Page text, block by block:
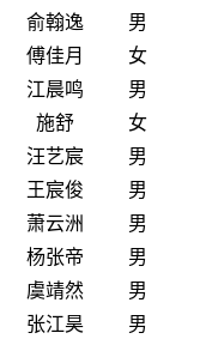
俞翰逸
男
傅佳月
女
江晨鸣
男
施舒
女
汪艺宸
男
王宸俊
男
萧云洲
男
杨张帝
男
虞靖然
男
张江昊
男